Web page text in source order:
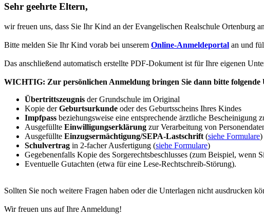
Sehr geehrte Eltern,
wir freuen uns, dass Sie Ihr Kind an der Evangelischen Realschule Ortenburg
Bitte melden Sie Ihr Kind vorab bei unserem Online-Anmeldeportal an und
Das anschließend automatisch erstellte PDF-Dokument ist für Ihre eigenen
WICHTIG: Zur persönlichen Anmeldung bringen Sie dann bitte folgende
Übertrittszeugnis der Grundschule im Original
Kopie derGeburtsurkunde oder des Geburtsscheins Ihres Kindes
Impfpass beziehungsweise eine entsprechende ärztliche Bescheinigung
Ausgefüllte Einwilligungserklärung zur Verarbeitung von
Ausgefüllte Einzugsermächtigung/SEPA-Lastschrift (siehe Formulare)
Schulvertrag in 2-facher Ausfertigung (siehe Formulare)
Gegebenenfalls Kopie des Sorgerechtsbeschlusses (zum Beispiel,
Eventuelle Gutachten (etwa für eine Lese-Rechtschreib-Störung).
Sollten Sie noch weitere Fragen haben oder die Unterlagen nicht ausdrucken
Wir freuen uns auf Ihre Anmeldung!